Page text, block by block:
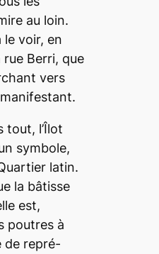
au loin.
le voir, en
Berri, que
vers
manifestant.
tout, l’Îlot
symbole,
latin.
la bâtisse
est,
poutres à
de repré-